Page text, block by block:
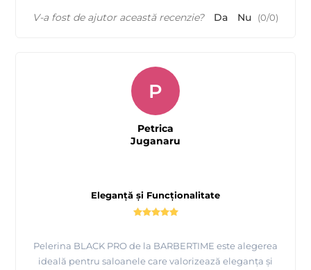
V-a fost de ajutor această recenzie? Da Nu (0/0)
Eleganță și Funcționalitate
Pelerina BLACK PRO de la BARBERTIME este alegerea
ideală pentru saloanele care valorizează eleganța și
P
Petrica
Juganaru